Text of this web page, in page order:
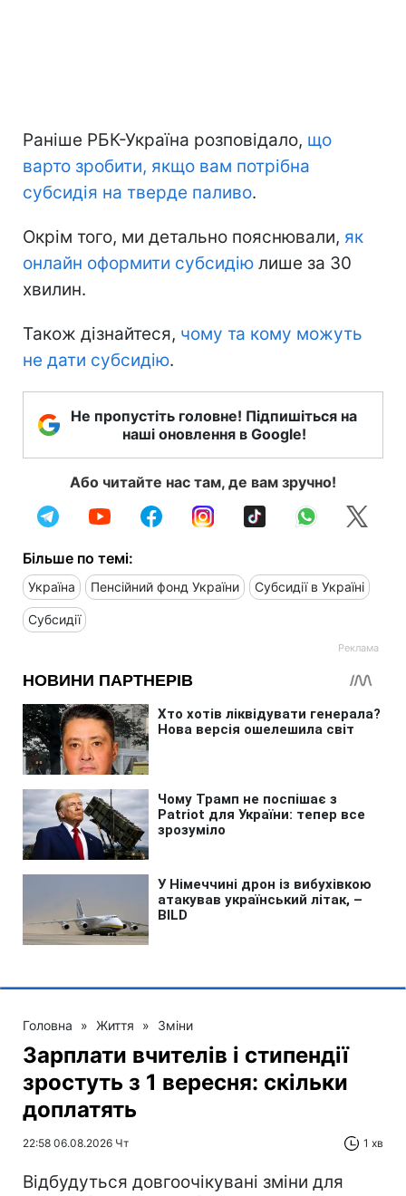
Раніше РБК-Україна розповідало, що
варто зробити, якщо вам потрібна
субсидія на тверде паливо.
Окрім того, ми детально пояснювали, як
онлайн оформити субсидію лише за 30
хвилин.
Також дізнайтеся, чому та кому можуть
не дати субсидію.
Не пропустіть головне! Підпишіться на
наші оновлення в Google!
Або читайте нас там, де вам зручно!
Більше по темі:
Україна Пенсійний фонд України Субсидії в Україні
Субсидії
Головна » Життя » Зміни
Зарплати вчителів і стипендії
зростуть з 1 вересня: скільки
доплатять
22:58 06.08.2026 Чт 1 хв
Відбудуться довгоочікувані зміни для